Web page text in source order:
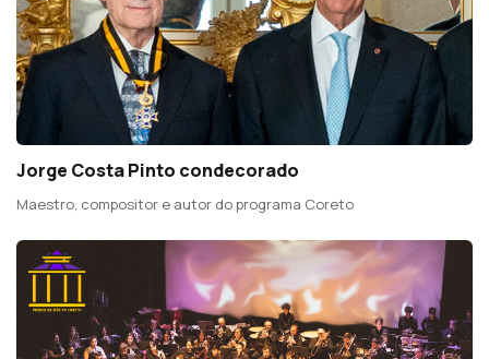
Jorge Costa Pinto condecorado
Maestro, compositor e autor do programa Coreto